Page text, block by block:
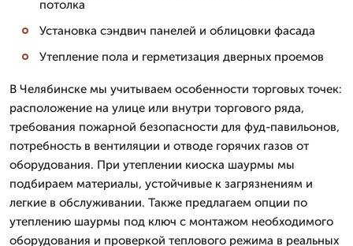
потолка
Установка сэндвич панелей и облицовки фасада
Утепление пола и герметизация дверных проемов
В Челябинске мы учитываем особенности торговых точек:
расположение на улице или внутри торгового ряда,
требования пожарной безопасности для фуд-павильонов,
потребность в вентиляции и отводе горячих газов от
оборудования. При утеплении киоска шаурмы мы
подбираем материалы, устойчивые к загрязнениям и
легкие в обслуживании. Также предлагаем опции по
утеплению шаурмы под ключ с монтажом необходимого
оборудования и проверкой теплового режима в реальных